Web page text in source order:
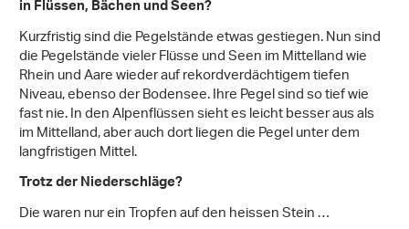
in Flüssen, Bächen und Seen?
Kurzfristig sind die Pegelstände etwas gestiegen. Nun sind
die Pegelstände vieler Flüsse und Seen im Mittelland wie
Rhein und Aare wieder auf rekordverdächtigem tiefen
Niveau, ebenso der Bodensee. Ihre Pegel sind so tief wie
fast nie. In den Alpenflüssen sieht es leicht besser aus als
im Mittelland, aber auch dort liegen die Pegel unter dem
langfristigen Mittel.
Trotz der Niederschläge?
Die waren nur ein Tropfen auf den heissen Stein …